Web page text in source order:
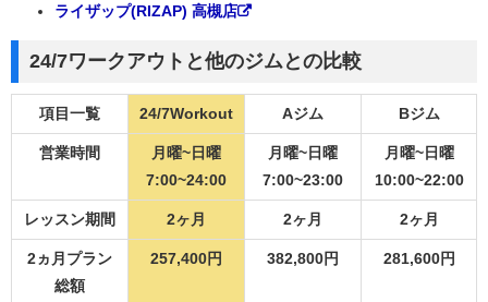
ライザップ(RIZAP) 高槻店
24/7ワークアウトと他のジムとの比較
項目一覧 24/7Workout Aジム Bジム
営業時間
月曜~日曜
7:00~24:00
月曜~日曜
7:00~23:00
月曜~日曜
10:00~22:00
レッスン期間 2ヶ月 2ヶ月 2ヶ月
2ヵ月プラン
総額
257,400円 382,800円 281,600円